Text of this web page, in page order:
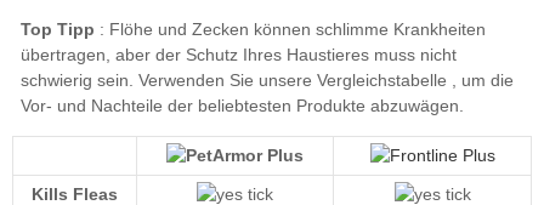
Top Tipp
unsere Vergleichstabelle
Kills Fleas